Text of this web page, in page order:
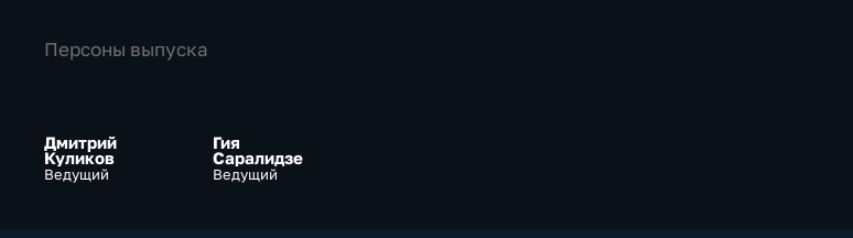
Персоны выпуска
Дмитрий
Куликов
Ведущий
Гия
Саралидзе
Ведущий